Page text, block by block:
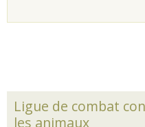
Ligue de combat
les animaux